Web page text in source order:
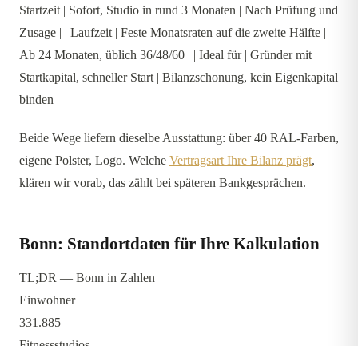
Startzeit | Sofort, Studio in rund 3 Monaten | Nach Prüfung und
Zusage | | Laufzeit | Feste Monatsraten auf die zweite Hälfte |
Ab 24 Monaten, üblich 36/48/60 | | Ideal für | Gründer mit
Startkapital, schneller Start | Bilanzschonung, kein Eigenkapital
binden |
Beide Wege liefern dieselbe Ausstattung: über 40 RAL-Farben,
eigene Polster, Logo. Welche Vertragsart Ihre Bilanz prägt,
klären wir vorab, das zählt bei späteren Bankgesprächen.
Bonn: Standortdaten für Ihre Kalkulation
TL;DR — Bonn in Zahlen
Einwohner
331.885